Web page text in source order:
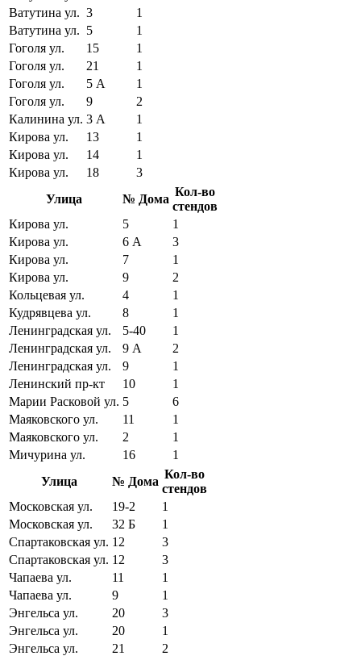
Ватутина ул. 3
1
Ватутина ул. 5
1
Гоголя ул.
15
1
Гоголя ул.
21
1
Гоголя ул.
5 А
1
Гоголя ул.
9
2
Калинина ул. 3 А
1
Кирова ул.
13
1
Кирова ул.
14
1
Кирова ул.
18
3
Улица
№ Дома
Кол-во
стендов
Кирова ул.
5
1
Кирова ул.
6 А
3
Кирова ул.
7
1
Кирова ул.
9
2
Кольцевая ул.
4
1
Кудрявцева ул.
8
1
Ленинградская ул.
5-40
1
Ленинградская ул.
9 А
2
Ленинградская ул.
9
1
Ленинский пр-кт
10
1
Марии Расковой ул. 5
6
Маяковского ул.
11
1
Маяковского ул.
2
1
Мичурина ул.
16
1
Улица
№ Дома
Кол-во
стендов
Московская ул.
19-2
1
Московская ул.
32 Б
1
Спартаковская ул. 12
3
Спартаковская ул. 12
3
Чапаева ул.
11
1
Чапаева ул.
9
1
Энгельса ул.
20
3
Энгельса ул.
20
1
Энгельса ул.
21
2